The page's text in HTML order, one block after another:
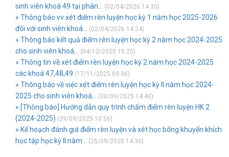
sinh viên khoá 49 tại phân...
(02/04/2026 14:35)
» Thông báo vv xét điểm rèn luyện học kỳ 1 năm học 2025-2026
đối với sinh viên khoá...
(02/04/2026 14:24)
» Thông báo kết quả điểm rèn luyện học kỳ 2 năm học 2024-2025
cho sinh viên khoá...
(04/12/2025 15:25)
» Thông tin về xét điểm rèn luyện học kỳ 2 năm học 2024-2025
các khoá 47,48,49 (17/11/2025 09:36)
» Thông báo về việc xét điểm rèn luyện học kỳ II năm học 2024-
2025 cho sinh viên khoá...
(30/09/2025 14:40)
» [Thông báo] Hướng dẫn quy trình chấm điểm rèn luyện HK 2
(2024-2025) (29/09/2025 10:56)
» Kế hoạch đánh giá điểm rèn luyện và xét học bổng khuyến khích
học tập học kỳ II năm...
(25/09/2025 14:36)